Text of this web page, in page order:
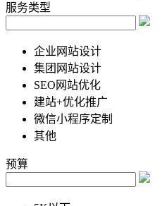
服务类型
企业网站设计
集团网站设计
SEO网站优化
建站+优化推广
微信小程序定制
其他
预算